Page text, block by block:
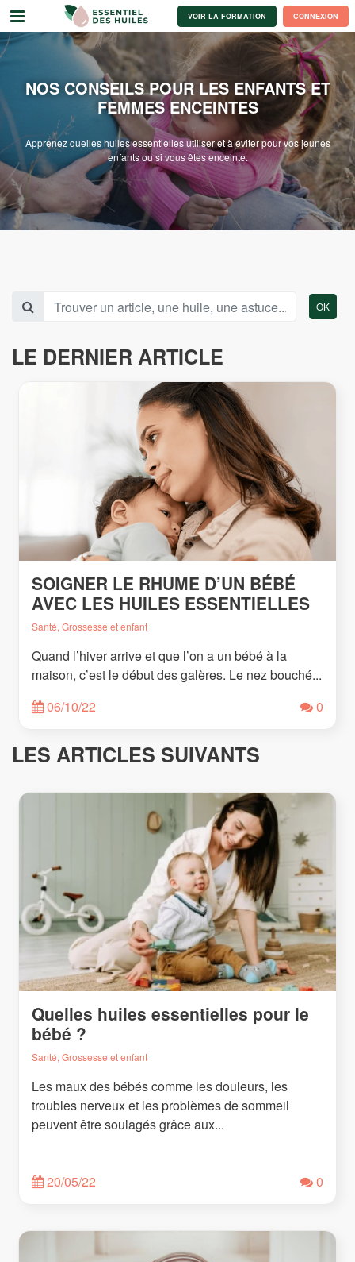
VOIR LA FORMATION CONNEXION
NOS CONSEILS POUR LES ENFANTS ET
FEMMES ENCEINTES
Apprenez quelles huiles essentielles utiliser et à éviter pour vos jeunes
enfants ou si vous êtes enceinte.
OK
LE DERNIER ARTICLE
SOIGNER LE RHUME D’UN BÉBÉ
AVEC LES HUILES ESSENTIELLES
Santé, Grossesse et enfant
Quand l’hiver arrive et que l’on a un bébé à la
maison, c’est le début des galères. Le nez bouché...
06/10/22
0
LES ARTICLES SUIVANTS
Quelles huiles essentielles pour le
bébé ?
Santé, Grossesse et enfant
Les maux des bébés comme les douleurs, les
troubles nerveux et les problèmes de sommeil
peuvent être soulagés grâce aux...
20/05/22 0